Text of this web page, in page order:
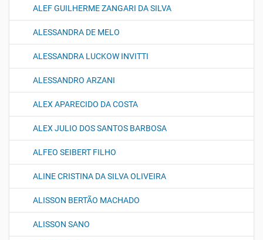
ALEF GUILHERME ZANGARI DA SILVA
ALESSANDRA DE MELO
ALESSANDRA LUCKOW INVITTI
ALESSANDRO ARZANI
ALEX APARECIDO DA COSTA
ALEX JULIO DOS SANTOS BARBOSA
ALFEO SEIBERT FILHO
ALINE CRISTINA DA SILVA OLIVEIRA
ALISSON BERTÃO MACHADO
ALISSON SANO